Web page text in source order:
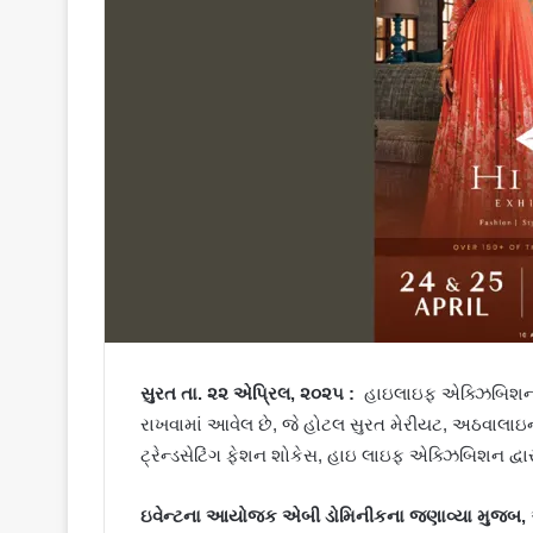
સુરત તા. ૨૨ એપ્રિલ, ૨૦૨૫ : હાઇલાઇફ
રાખવામાં આવેલ છે, જે હોટલ સુરત મેરીયટ,
ટ્રેન્ડસેટિંગ ફેશન શોકેસ, હાઇ લાઇફ એક્ઝિબિશન
ઇવેન્ટના આયોજક એબી ડોમિનીકના જણાવ્યા મુજબ,